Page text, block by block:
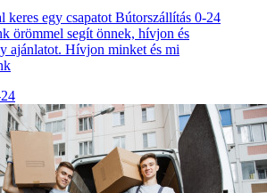
keres egy csapatot Bútorszállítás 0-24
örömmel segít önnek, hívjon és
ajánlatot. Hívjon minket és mi